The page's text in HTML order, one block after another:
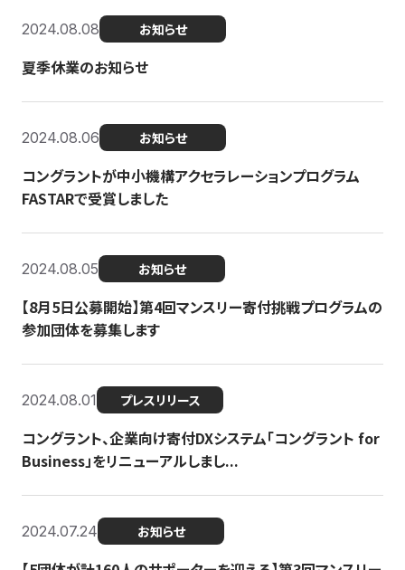
2024.08.08 お知らせ
夏季休業のお知らせ
2024.08.06 お知らせ
コングラントが中小機構アクセラレーションプログラム
FASTARで受賞しました
2024.08.05 お知らせ
【8月5日公募開始】第4回マンスリー寄付挑戦プログラムの
参加団体を募集します
2024.08.01 プレスリリース
コングラント、企業向け寄付DXシステム「コングラント for
Business」をリニューアルしまし...
2024.07.24 お知らせ